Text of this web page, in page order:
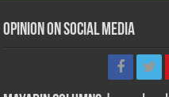
Opinion on Social Media